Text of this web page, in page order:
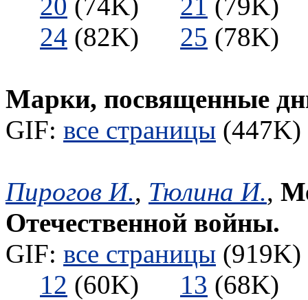
24 (82K) 25
Марки, посвященные
GIF: все страницы
Пирогов И., Тюлина И.,
Отечественной войны.
GIF: все страницы
12 (60K) 13